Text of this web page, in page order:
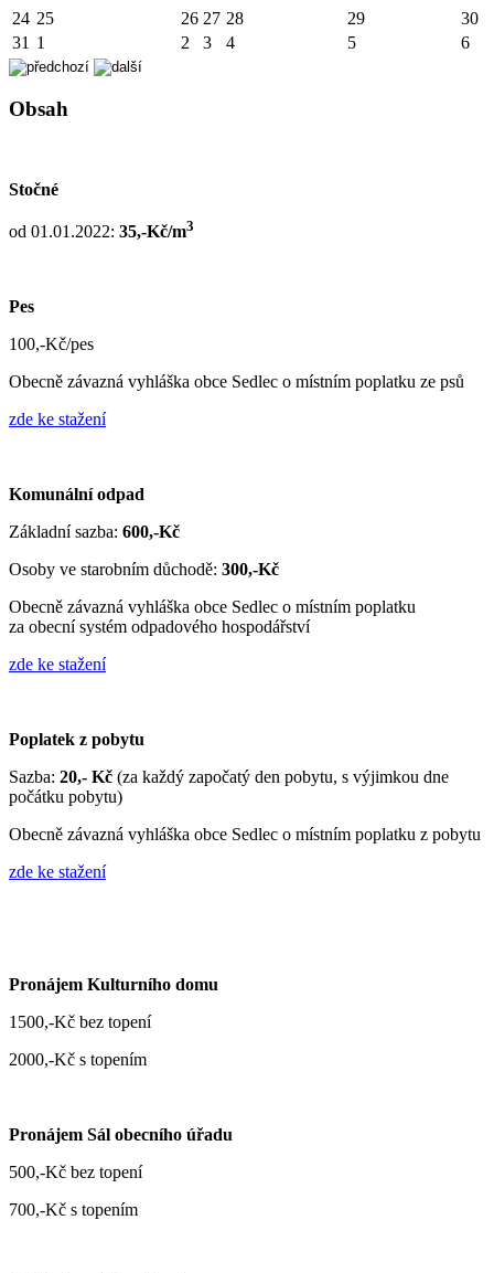
24 25 26 27 28 29
30
31 1 2 3 4 5 6
Obsah
Stočné
od 01.01.2022: 35,-Kč/m3
Pes
100,-Kč/pes
Obecně závazná vyhláška obce Sedlec o místním poplatku ze psů
zde ke stažení
Komunální odpad
Základní sazba: 600,-Kč
Osoby ve starobním důchodě: 300,-Kč
Obecně závazná vyhláška obce Sedlec o místním poplatku
za obecní systém odpadového hospodářství
zde ke stažení
Poplatek z pobytu
Sazba: 20,- Kč (za každý započatý den pobytu, s výjimkou dne
počátku pobytu)
Obecně závazná vyhláška obce Sedlec o místním poplatku z pobytu
zde ke stažení
Pronájem Kulturního domu
1500,-Kč bez topení
2000,-Kč s topením
Pronájem Sál obecního úřadu
500,-Kč bez topení
700,-Kč s topením